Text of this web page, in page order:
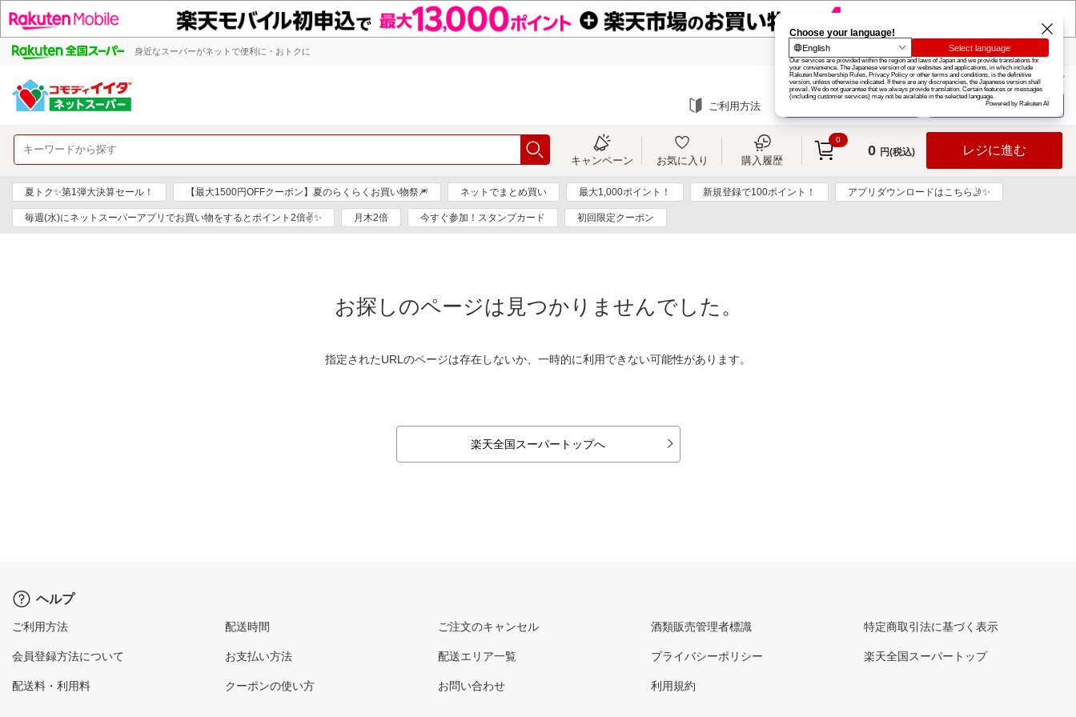
身近なスーパーがネットで便利に・おトクに 楽天グループ カード
お知らせ ヘルプ
ご利用方法 ログイン
キャンペーン お気に入り 購入履歴
0
0 円(税込) レジに進む
夏トク✨第1弾大決算セール！ 【最大1500円OFFクーポン】夏のらくらくお買い物祭🎆 ネットでまとめ買い 最大1,000ポイント！ 新規登録で100ポイント！ アプリダウンロードはこちら🤳✨
毎週(水)にネットスーパーアプリでお買い物をするとポイント2倍✌✨ 月木2倍 今すぐ参加！スタンプカード 初回限定クーポン
お探しのページは見つかりませんでした。
指定されたURLのページは存在しないか、一時的に利用できない可能性があります。
楽天全国スーパートップへ
ヘルプ
ご利用方法
会員登録方法について
配送料・利用料
配送時間
お支払い方法
クーポンの使い方
ご注文のキャンセル
配送エリア一覧
お問い合わせ
酒類販売管理者標識
プライバシーポリシー
利用規約
特定商取引法に基づく表示
楽天全国スーパートップ